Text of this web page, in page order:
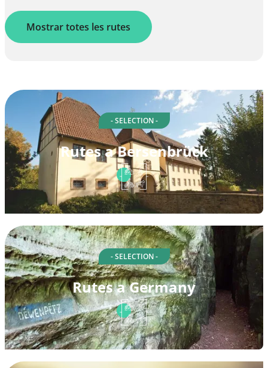
Mostrar totes les rutes
- SELECTION -
Rutes a Bersenbrück
- SELECTION -
Rutes a Germany